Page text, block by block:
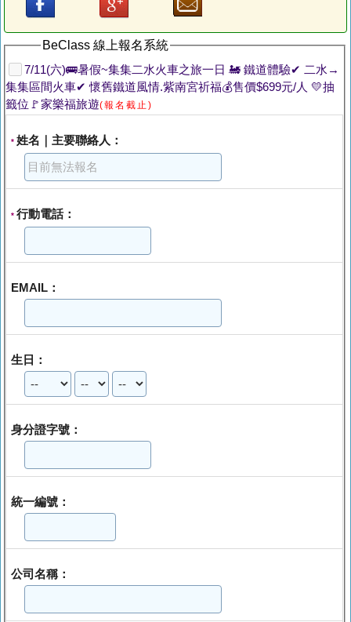
BeClass 線上報名系統
7/11(六)🚌暑假~集集二水火車之旅一日 🚂 鐵道體驗✔ 二水→
集集區間火車✔ 懷舊鐵道風情.紫南宮祈福💰售價$699元/人 💛抽
籤位🚩家樂福旅遊(報名截止)
* 姓名｜主要聯絡人：
* 行動電話：
EMAIL：
生日：
身分證字號：
統一編號：
公司名稱：